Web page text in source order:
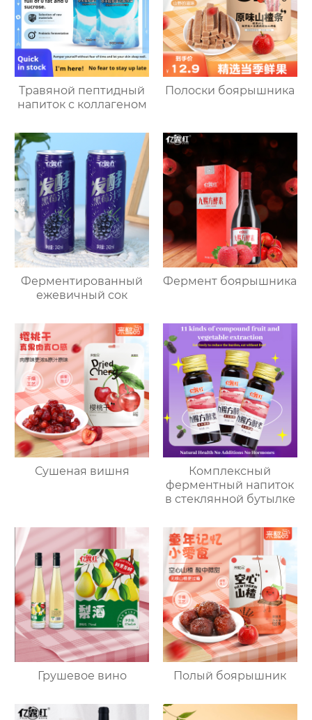
Травяной пептидный
напиток с коллагеном
Полоски боярышника
Ферментированный
ежевичный сок
Фермент боярышника
Сушеная вишня
Комплексный
ферментный напиток
в стеклянной бутылке
Грушевое вино Полый боярышник